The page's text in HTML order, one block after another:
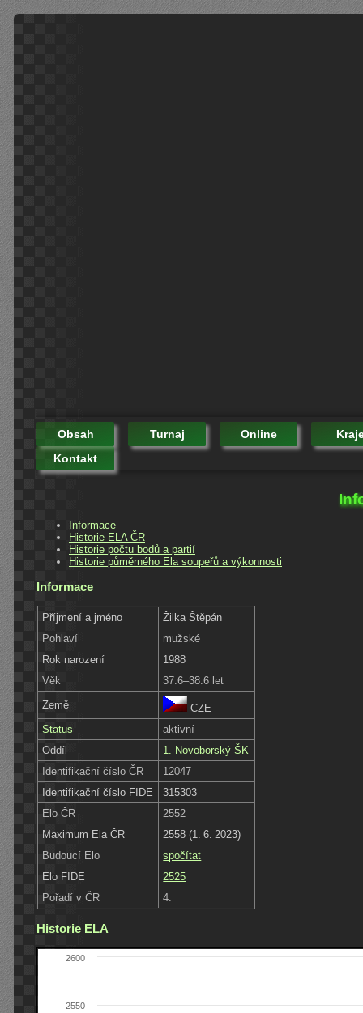
Obsah Turnaj Online
Kontakt
Informace
Historie ELA ČR
Historie počtu bodů a partií
Historie půměrného Ela soupeřů a výkonnosti
Informace
Příjmení a jméno
Žilka Štěpán
Pohlaví
mužské
Rok narození
1988
Věk
37.6–38.6 let
Země
CZE
Status
aktivní
Oddíl
1. Novoborský ŠK
Identifikační číslo ČR
12047
Identifikační číslo FIDE
315303
Elo ČR
2552
Maximum Ela ČR
2558 (1. 6. 2023)
Budoucí Elo
spočítat
Elo FIDE
2525
Pořadí v ČR
4.
Historie ELA
2550
2600